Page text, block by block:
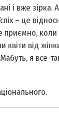
і вже
– це
приємно,
від
я все-